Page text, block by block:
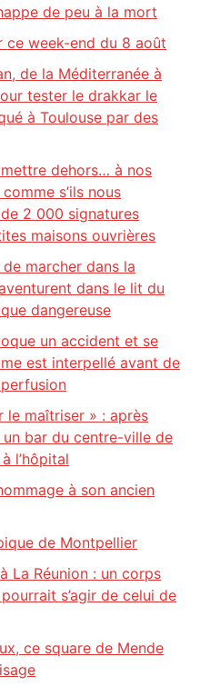
de peu à la mort
week-end du 8 août
de la Méditerranée à
tester le drakkar le
à Toulouse par des
dehors… à nos
s’ils nous
2 000 signatures
maisons ouvrières
marcher dans la
dans le lit du
dangereuse
un accident et se
est interpellé avant de
perfusion
le maîtriser » : après
bar du centre-ville de
l’hôpital
à son ancien
de Montpellier
La Réunion : un corps
s’agir de celui de
ce square de Mende